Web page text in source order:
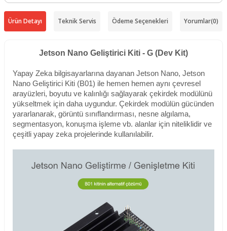
Ürün Detayı Teknik Servis Ödeme Seçenekleri Yorumlar(0)
Jetson Nano Geliştirici Kiti - G (Dev Kit)
Yapay Zeka bilgisayarlarına dayanan Jetson Nano, Jetson
Nano Geliştirici Kiti (B01) ile hemen hemen aynı çevresel
arayüzleri, boyutu ve kalınlığı sağlayarak çekirdek modülünü
yükseltmek için daha uygundur. Çekirdek modülün gücünden
yararlanarak, görüntü sınıflandırması, nesne algılama,
segmentasyon, konuşma işleme vb. alanlar için niteliklidir ve
çeşitli yapay zeka projelerinde kullanılabilir.